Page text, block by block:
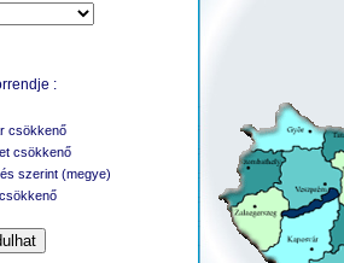
:
csökkenő
csökkenő
szerint (megye)